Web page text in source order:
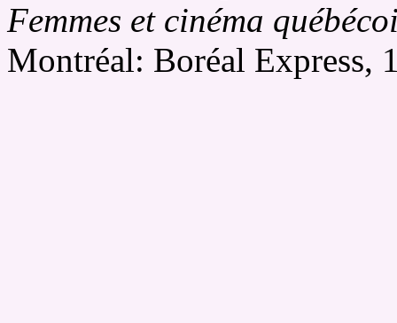
Femmes et cinéma
Montréal: Boréal Express,